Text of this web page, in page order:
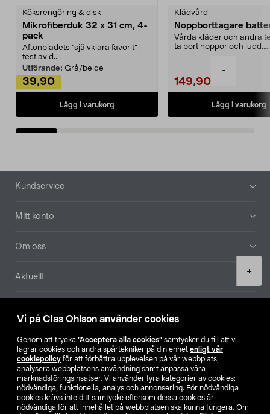
Vi på Clas Ohlson använder cookies
Genom att trycka ”Acceptera alla cookies” samtycker du till att vi
lagrar cookies och andra spårtekniker på din enhet enligt vår
cookiepolicy för att förbättra upplevelsen på vår webbplats,
analysera webbplatsens användning samt anpassa våra
marknadsföringsinsatser. Vi använder fyra kategorier av cookies:
nödvändiga, funktionella, analys och annonsering. För nödvändiga
cookies krävs inte ditt samtycke eftersom dessa cookies är
nödvändiga för att innehållet på webbplatsen ska kunna fungera. Om
-
+
Köksrengöring & disk
Mikrofiberduk 32 x 31 cm, 4-
pack
Aftonbladets "självklara favorit” i
test av d...
Utförande: Grå/beige
39,90
Lägg i varukorg
Klädvård
Noppborttagare
Vårda kläder och andra
ta bort noppor och ludd.
149,90
Lägg i varukorg
Sidfot
Kundservice
Mitt konto
Om oss
Aktuellt
Hitta butik
SE NO FI